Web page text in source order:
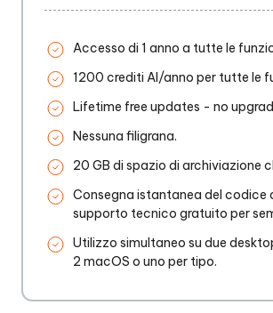
Accesso di 1 anno a tutte le
1200 crediti AI/anno per tutte le
Lifetime free updates - no
Nessuna filigrana.
20 GB di spazio di archiviazione
Consegna istantanea del codice
supporto tecnico gratuito per
Utilizzo simultaneo su due
2 macOS o uno per tipo.